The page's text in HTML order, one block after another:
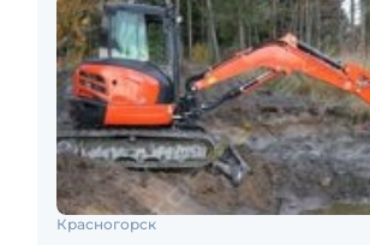
Красногорск